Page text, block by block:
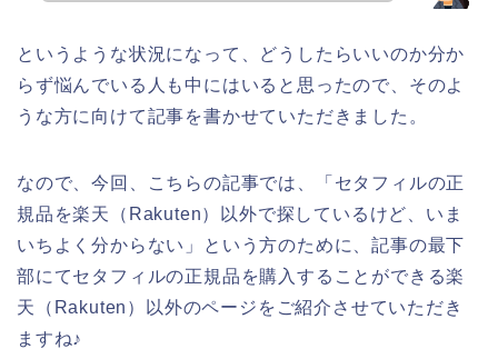
というような状況になって、どうしたらいいのか分か
らず悩んでいる人も中にはいると思ったので、そのよ
うな方に向けて記事を書かせていただきました。
なので、今回、こちらの記事では、「セタフィルの正
規品を楽天（Rakuten）以外で探しているけど、いま
いちよく分からない」という方のために、記事の最下
部にてセタフィルの正規品を購入することができる楽
天（Rakuten）以外のページをご紹介させていただき
ますね♪